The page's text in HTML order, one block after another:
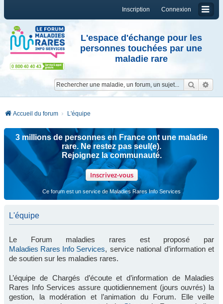
Connexion
Inscription
L'espace d'échange pour les
personnes touchées par une
maladie rare
Accueil du forum L'équipe
3 millions de personnes en France ont une maladie
rare. Ne restez pas seul(e).
Rejoignez la communauté.
Inscrivez-vous
Ce forum est un service de Maladies Rares Info Services
L'équipe
Le Forum maladies rares est proposé par
Maladies Rares Info Services, service national d’information et
de soutien sur les maladies rares.
L’équipe de Chargés d’écoute et d’information de Maladies
Rares Info Services assure quotidiennement (jours ouvrés) la
gestion, la modération et l’animation du Forum. Elle veille